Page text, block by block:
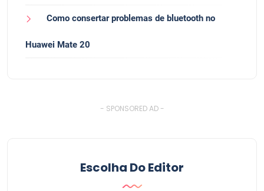
Como consertar problemas de bluetooth no
Huawei Mate 20
- SPONSORED AD -
Escolha Do Editor